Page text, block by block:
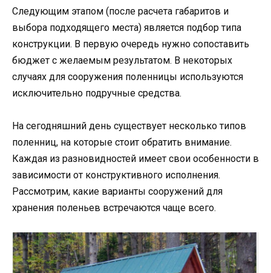
Следующим этапом (после расчета габаритов и
выбора подходящего места) является подбор типа
конструкции. В первую очередь нужно сопоставить
бюджет с желаемым результатом. В некоторых
случаях для сооружения поленницы используются
исключительно подручные средства.
На сегодняшний день существует несколько типов
поленниц, на которые стоит обратить внимание.
Каждая из разновидностей имеет свои особенности в
зависимости от конструктивного исполнения.
Рассмотрим, какие варианты сооружений для
хранения поленьев встречаются чаще всего.